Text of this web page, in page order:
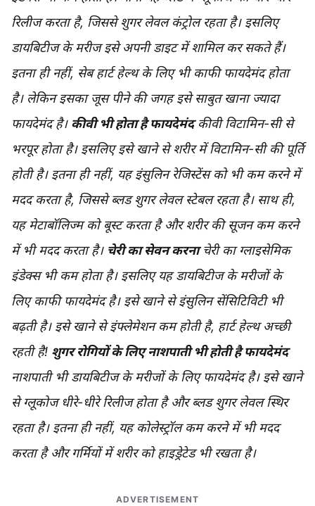
रिलीज करता है, जिससे शुगर लेवल कंट्रोल रहता है। इसलिए
डायबिटीज के मरीज इसे अपनी डाइट में शामिल कर सकते हैं।
इतना ही नहीं, सेब हार्ट हेल्थ के लिए भी काफी फायदेमंद होता
है। लेकिन इसका जूस पीने की जगह इसे साबुत खाना ज्यादा
फायदेमंद है। कीवी भी होता है फायदेमंद कीवी विटामिन-सी से
भरपूर होता है। इसलिए इसे खाने से शरीर में विटामिन-सी की पूर्ति
होती है। इतना ही नहीं, यह इंसुलिन रेजिस्टेंस को भी कम करने में
मदद करता है, जिससे ब्लड शुगर लेवल स्टेबल रहता है। साथ ही,
यह मेटाबॉलिज्म को बूस्ट करता है और शरीर की सूजन कम करने
में भी मदद करता है। चेरी का सेवन करना चेरी का ग्लाइसेमिक
इंडेक्स भी कम होता है। इसलिए यह डायबिटीज के मरीजों के
लिए काफी फायदेमंद है। इसे खाने से इंसुलिन सेंसिटिविटी भी
बढ़ती है। इसे खाने से इंफ्लेमेशन कम होती है, हार्ट हेल्थ अच्छी
रहती है! शुगर रोगियों के लिए नाशपाती भी होती है फायदेमंद
नाशपाती भी डायबिटीज के मरीजों के लिए फायदेमंद है। इसे खाने
से ग्लूकोज धीरे-धीरे रिलीज होता है और ब्लड शुगर लेवल स्थिर
रहता है। इतना ही नहीं, यह कोलेस्ट्रॉल कम करने में भी मदद
करता है और गर्मियों में शरीर को हाइड्रेटेड भी रखता है।
ADVERTISEMENT